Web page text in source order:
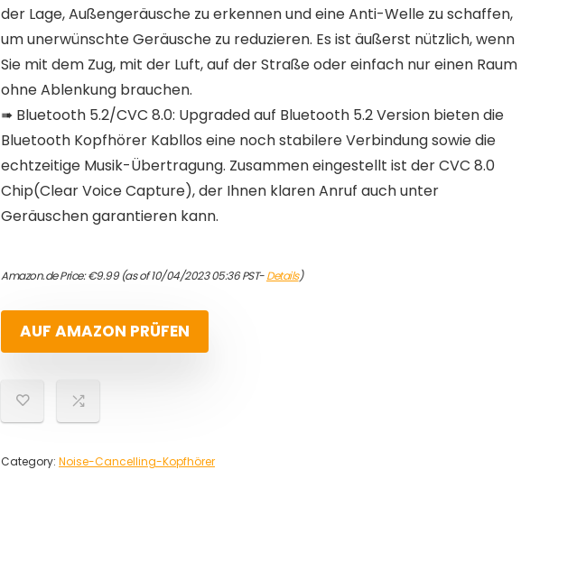
der Lage, Außengeräusche zu erkennen und eine Anti-Welle zu schaffen,
um unerwünschte Geräusche zu reduzieren. Es ist äußerst nützlich, wenn
Sie mit dem Zug, mit der Luft, auf der Straße oder einfach nur einen Raum
ohne Ablenkung brauchen.
➠ Bluetooth 5.2/CVC 8.0: Upgraded auf Bluetooth 5.2 Version bieten die
Bluetooth Kopfhörer Kabllos eine noch stabilere Verbindung sowie die
echtzeitige Musik-Übertragung. Zusammen eingestellt ist der CVC 8.0
Chip(Clear Voice Capture), der Ihnen klaren Anruf auch unter
Geräuschen garantieren kann.
Amazon.de Price:€9.99(as of 10/04/2023 05:36 PST-Details)
AUF AMAZON PRÜFEN
Category: Noise-Cancelling-Kopfhörer